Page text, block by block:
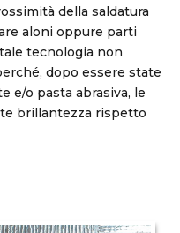
della saldatura
aloni oppure parti
tecnologia non
dopo essere state
e/o pasta abrasiva, le
brillantezza rispetto